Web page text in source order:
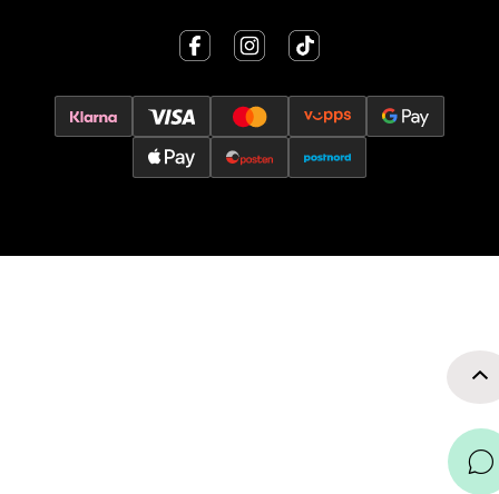
Oslo - Thon Senter Storo